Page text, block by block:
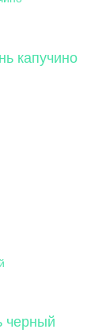
капучино
черный